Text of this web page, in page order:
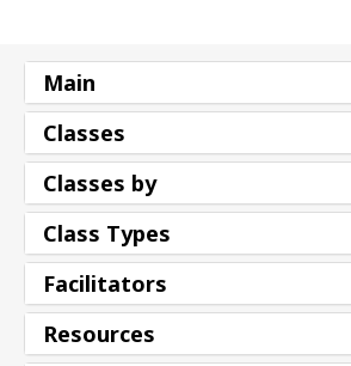
Main
Classes
Classes by
Class Types
Facilitators
Resources